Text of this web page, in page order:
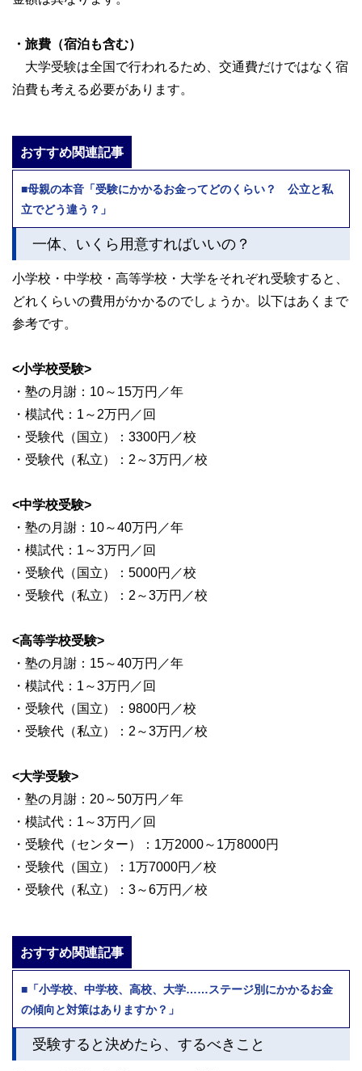
・旅費（宿泊も含む）
大学受験は全国で行われるため、交通費だけではなく宿
泊費も考える必要があります。
おすすめ関連記事
■母親の本音「受験にかかるお金ってどのくらい？ 公立と私
立でどう違う？」
一体、いくら用意すればいいの？
小学校・中学校・高等学校・大学をそれぞれ受験すると、
どれくらいの費用がかかるのでしょうか。以下はあくまで
参考です。
<小学校受験>
・塾の月謝：10～15万円／年
・模試代：1～2万円／回
・受験代（国立）：3300円／校
・受験代（私立）：2～3万円／校
<中学校受験>
・塾の月謝：10～40万円／年
・模試代：1～3万円／回
・受験代（国立）：5000円／校
・受験代（私立）：2～3万円／校
<高等学校受験>
・塾の月謝：15～40万円／年
・模試代：1～3万円／回
・受験代（国立）：9800円／校
・受験代（私立）：2～3万円／校
<大学受験>
・塾の月謝：20～50万円／年
・模試代：1～3万円／回
・受験代（センター）：1万2000～1万8000円
・受験代（国立）：1万7000円／校
・受験代（私立）：3～6万円／校
おすすめ関連記事
■「小学校、中学校、高校、大学……ステージ別にかかるお金
の傾向と対策はありますか？」
受験すると決めたら、するべきこと